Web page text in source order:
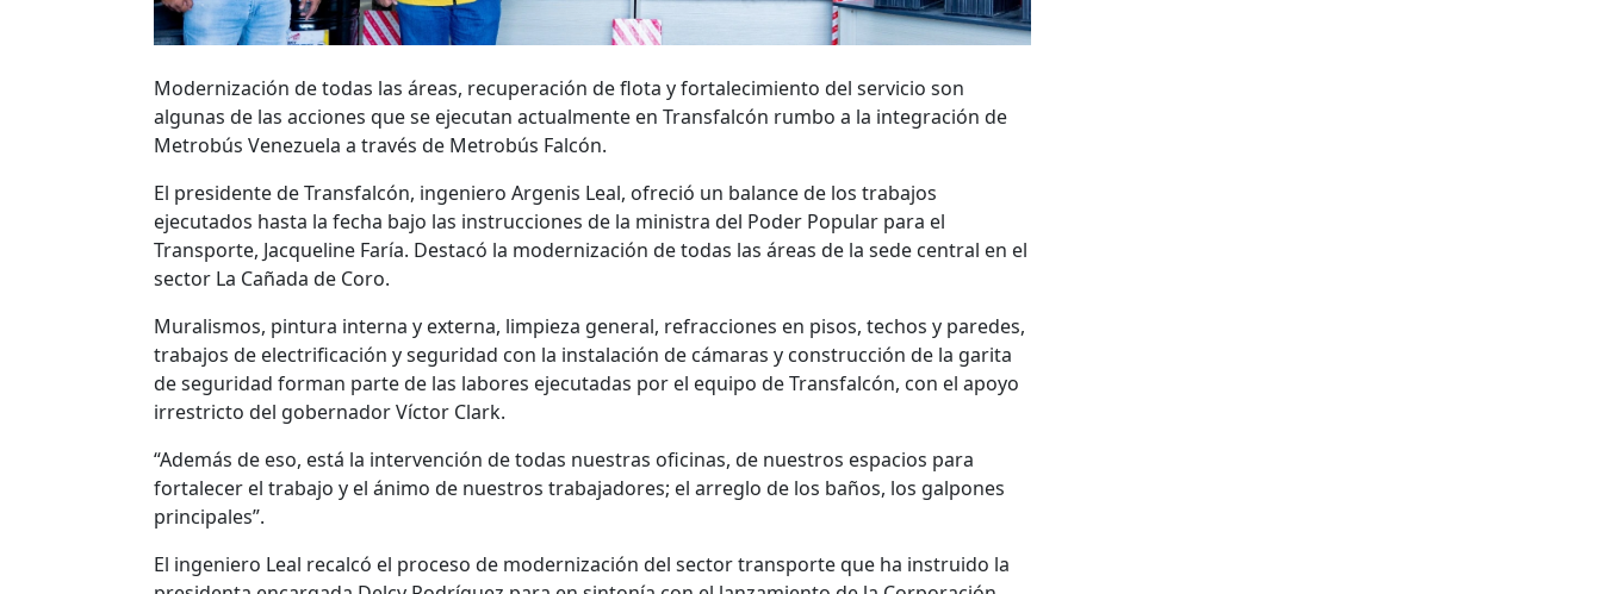
Modernización de todas las áreas, recuperación de flota y fortalecimiento del servicio son
algunas de las acciones que se ejecutan actualmente en Transfalcón rumbo a la integración de
Metrobús Venezuela a través de Metrobús Falcón.
El presidente de Transfalcón, ingeniero Argenis Leal, ofreció un balance de los trabajos
ejecutados hasta la fecha bajo las instrucciones de la ministra del Poder Popular para el
Transporte, Jacqueline Faría. Destacó la modernización de todas las áreas de la sede central en el
sector La Cañada de Coro.
Muralismos, pintura interna y externa, limpieza general, refracciones en pisos, techos y paredes,
trabajos de electrificación y seguridad con la instalación de cámaras y construcción de la garita
de seguridad forman parte de las labores ejecutadas por el equipo de Transfalcón, con el apoyo
irrestricto del gobernador Víctor Clark.
“Además de eso, está la intervención de todas nuestras oficinas, de nuestros espacios para
fortalecer el trabajo y el ánimo de nuestros trabajadores; el arreglo de los baños, los galpones
principales”.
El ingeniero Leal recalcó el proceso de modernización del sector transporte que ha instruido la